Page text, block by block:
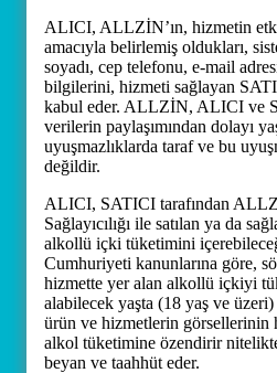
ALICI, ALLZİN’ın, hizmetin
amacıyla belirlemiş oldukları,
soyadı, cep telefonu, e-mail
bilgilerini, hizmeti sağlayan
kabul eder. ALLZİN, ALICI ve
verilerin paylaşımından dolayı
uyuşmazlıklarda taraf ve bu
değildir.
ALICI, SATICI tarafından
Sağlayıcılığı ile satılan ya da
alkollü içki tüketimini
Cumhuriyeti kanunlarına göre,
hizmette yer alan alkollü içkiyi
alabilecek yaşta (18 yaş ve
ürün ve hizmetlerin
alkol tüketimine özendirir
beyan ve taahhüt eder.